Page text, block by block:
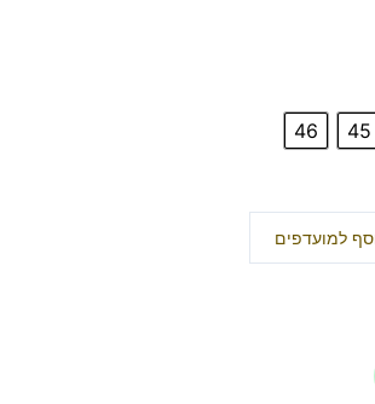
45
46
למועדפים